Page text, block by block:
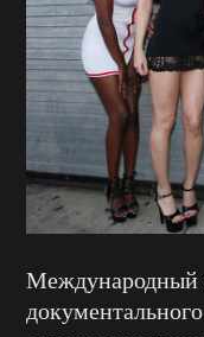
Международный